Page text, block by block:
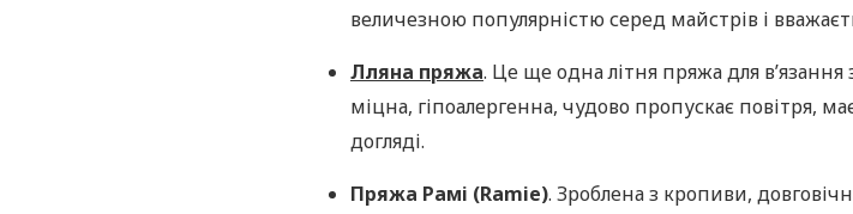
величезною популярністю серед майстрів і
Лляна пряжа. Це ще одна літня пряжа для
міцна, гіпоалергенна, чудово пропускає повітря,
догляді.
Пряжа Рамі (Ramie). Зроблена з кропиви,